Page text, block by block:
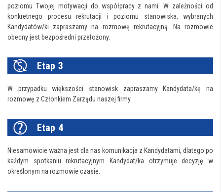
poziomu Twojej motywacji do współpracy z nami. W zależności od
konkretnego procesu rekrutacji i poziomu stanowiska, wybranych
Kandydatów/ki zapraszamy na rozmowę rekrutacyjną. Na rozmowie
obecny jest bezpośredni przełożony.
Etap 3
W przypadku większości stanowisk zapraszamy Kandydata/kę na
rozmowę z Członkiem Zarządu naszej firmy.
Etap 4
Niesamowicie ważna jest dla nas komunikacja z Kandydatami, dlatego po
każdym spotkaniu rekrutacyjnym Kandydat/ka otrzymuje decyzję w
określonym na rozmowie czasie.